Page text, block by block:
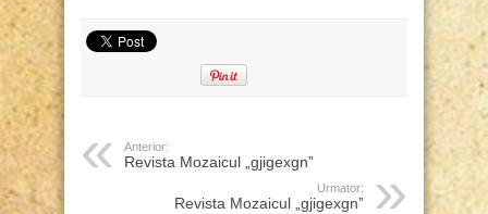
Anterior:
Revista Mozaicul „gjigexgn”
Urmator:
Revista Mozaicul „gjigexgn”